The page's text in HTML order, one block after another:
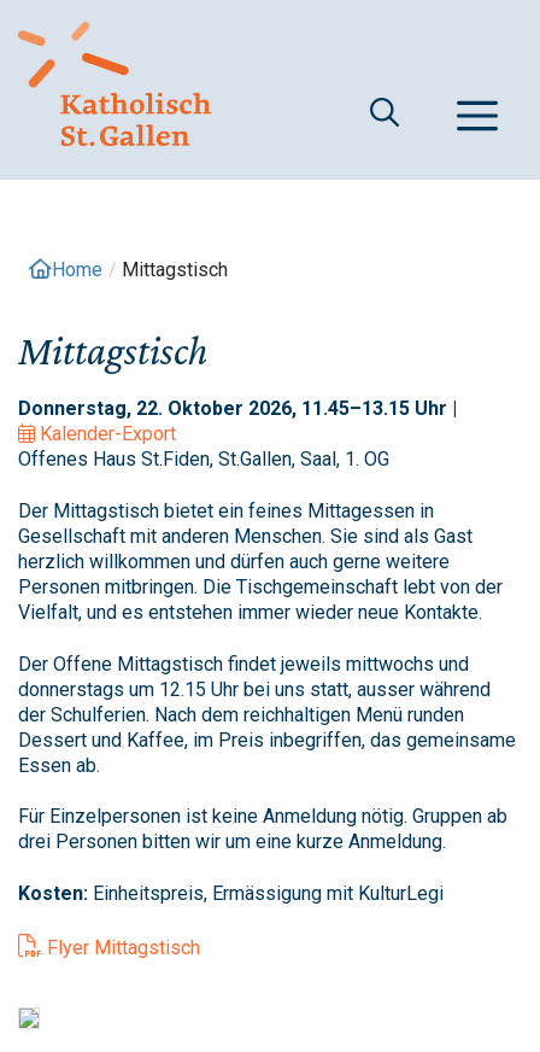
zum
Inhalt
Home / Mittagstisch
Mittagstisch
Donnerstag, 22. Oktober 2026, 11.45–13.15 Uhr |
Kalender-Export
Offenes Haus St.Fiden, St.Gallen, Saal, 1. OG
Der Mittagstisch bietet ein feines Mittagessen in
Gesellschaft mit anderen Menschen. Sie sind als Gast
herzlich willkommen und dürfen auch gerne weitere
Personen mitbringen. Die Tischgemeinschaft lebt von der
Vielfalt, und es entstehen immer wieder neue Kontakte.
Der Offene Mittagstisch findet jeweils mittwochs und
donnerstags um 12.15 Uhr bei uns statt, ausser während
der Schulferien. Nach dem reichhaltigen Menü runden
Dessert und Kaffee, im Preis inbegriffen, das gemeinsame
Essen ab.
Für Einzelpersonen ist keine Anmeldung nötig. Gruppen ab
drei Personen bitten wir um eine kurze Anmeldung.
Kosten: Einheitspreis, Ermässigung mit KulturLegi
Flyer Mittagstisch